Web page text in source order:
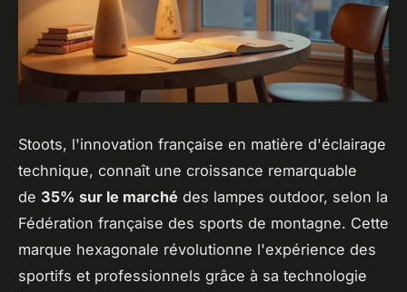
Stoots, l'innovation française en matière d'éclairage
technique, connaît une croissance remarquable
de 35% sur le marché des lampes outdoor, selon la
Fédération française des sports de montagne. Cette
marque hexagonale révolutionne l'expérience des
sportifs et professionnels grâce à sa technologie